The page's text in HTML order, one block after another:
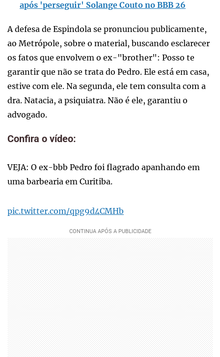
após 'perseguir' Solange Couto no BBB 26
A defesa de Espindola se pronunciou publicamente,
ao Metrópole, sobre o material, buscando esclarecer
os fatos que envolvem o ex-"brother": Posso te
garantir que não se trata do Pedro. Ele está em casa,
estive com ele. Na segunda, ele tem consulta com a
dra. Natacia, a psiquiatra. Não é ele, garantiu o
advogado.
Confira o vídeo:
VEJA: O ex-bbb Pedro foi flagrado apanhando em
uma barbearia em Curitiba.
pic.twitter.com/qpg9d4CMHb